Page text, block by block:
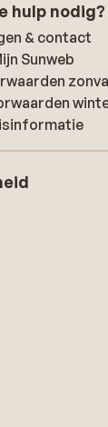
hulp nodig?
& contact
Sunweb